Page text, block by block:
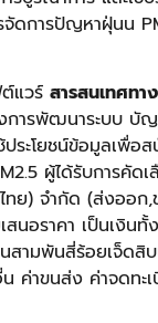
ดการปัญหาฝุ่นน
แวร์ สารสนเทศทา
การพัฒนาระบบ บั
ประโยชน์ข้อมูลเพื่อ
ผู้ได้รับการคัด
ไทย) จํากัด (ส่งออก
สนอราคา เป็นเงิ
สามพันสี่ร้อยเจ็ดสิ
ค่าขนส่ง ค่าจดทะเ